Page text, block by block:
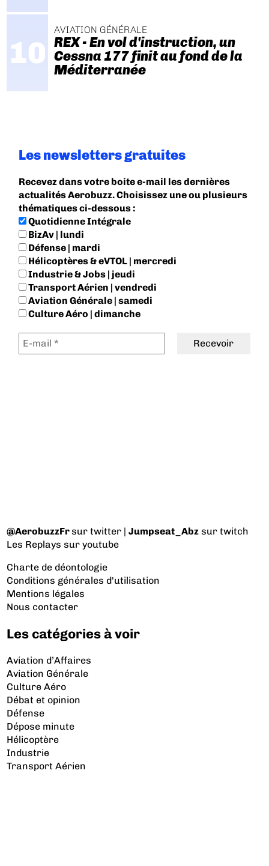
AVIATION GÉNÉRALE
REX - En vol d'instruction, un
Cessna 177 finit au fond de la
Méditerranée
Les newsletters gratuites
Recevez dans votre boite e-mail les dernières
actualités Aerobuzz. Choisissez une ou plusieurs
thématiques ci-dessous :
Quotidienne Intégrale
BizAv | lundi
Défense | mardi
Hélicoptères & eVTOL | mercredi
Industrie & Jobs | jeudi
Transport Aérien | vendredi
Aviation Générale | samedi
Culture Aéro | dimanche
@AerobuzzFrsur twitter |Jumpseat_Abz sur twitch
Les Replays sur youtube
Charte de déontologie
Conditions générales d'utilisation
Mentions légales
Nous contacter
Les catégories à voir
Aviation d’Affaires
Aviation Générale
Culture Aéro
Débat et opinion
Défense
Dépose minute
Hélicoptère
Industrie
Transport Aérien